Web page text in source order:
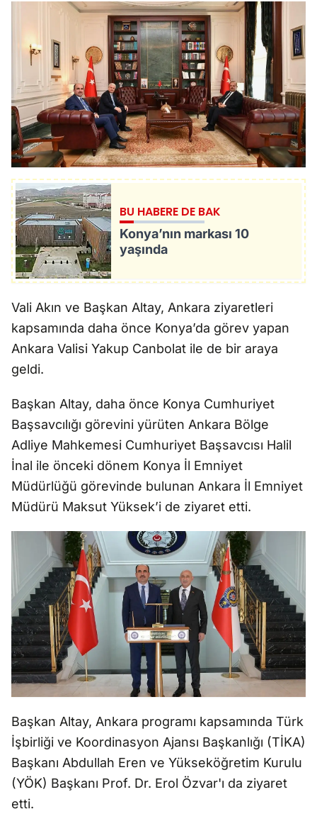
BU HABERE DE BAK
Konya’nın markası 10
yaşında
Vali Akın ve Başkan Altay, Ankara ziyaretleri
kapsamında daha önce Konya’da görev yapan
Ankara Valisi Yakup Canbolat ile de bir araya
geldi.
Başkan Altay, daha önce Konya Cumhuriyet
Başsavcılığı görevini yürüten Ankara Bölge
Adliye Mahkemesi Cumhuriyet Başsavcısı Halil
İnal ile önceki dönem Konya İl Emniyet
Müdürlüğü görevinde bulunan Ankara İl Emniyet
Müdürü Maksut Yüksek’i de ziyaret etti.
Başkan Altay, Ankara programı kapsamında Türk
İşbirliği ve Koordinasyon Ajansı Başkanlığı (TİKA)
Başkanı Abdullah Eren ve Yükseköğretim Kurulu
(YÖK) Başkanı Prof. Dr. Erol Özvar'ı da ziyaret
etti.